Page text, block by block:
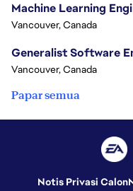
Machine Learning
Vancouver, Canada
Generalist Software
Vancouver, Canada
Papar semua
Notis Privasi Calon